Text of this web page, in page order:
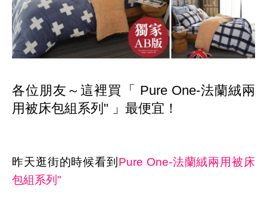
各位朋友～這裡買「 Pure One-法蘭絨兩
用被床包組系列" 」最便宜！
昨天逛街的時候看到 Pure One-法蘭絨兩用被床
包組系列"